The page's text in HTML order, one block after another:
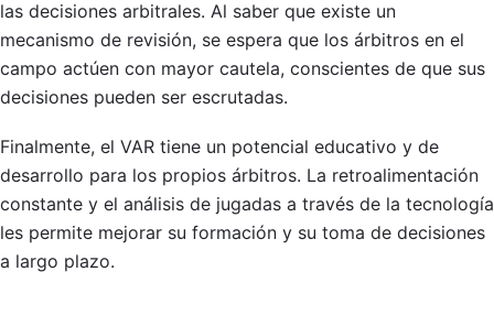
las decisiones arbitrales. Al saber que existe un
mecanismo de revisión, se espera que los árbitros en el
campo actúen con mayor cautela, conscientes de que sus
decisiones pueden ser escrutadas.
Finalmente, el VAR tiene un potencial educativo y de
desarrollo para los propios árbitros. La retroalimentación
constante y el análisis de jugadas a través de la tecnología
les permite mejorar su formación y su toma de decisiones
a largo plazo.